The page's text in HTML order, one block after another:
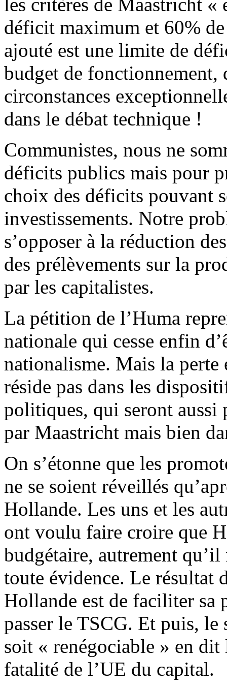
déficit maximum et 60%
ajouté est une limite de
budget de fonctionnement,
circonstances
dans le débat technique !
Communistes, nous ne
déficits publics mais pour
choix des déficits pouvant
investissements. Notre
s’opposer à la réduction
des prélèvements sur la
par les capitalistes.
La pétition de l’Huma
nationale qui cesse enfin
nationalisme. Mais la perte
réside pas dans les
politiques, qui seront aussi
par Maastricht mais bien
On s’étonne que les
ne se soient réveillés
Hollande. Les uns et les
ont voulu faire croire que
budgétaire, autrement
toute évidence. Le résultat
Hollande est de faciliter sa
passer le TSCG. Et puis,
soit « renégociable » en
fatalité de l’UE du capital.